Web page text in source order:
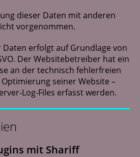
dieser Daten mit anderen
vorgenommen.
Daten erfolgt auf Grundlage von
Der Websitebetreiber hat ein
an der technisch fehlerfreien
seiner Website –
Log-Files erfasst werden.
mit Shariff